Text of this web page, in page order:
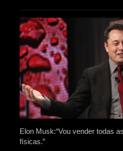
Elon Musk:“Vou vender todas
físicas.”